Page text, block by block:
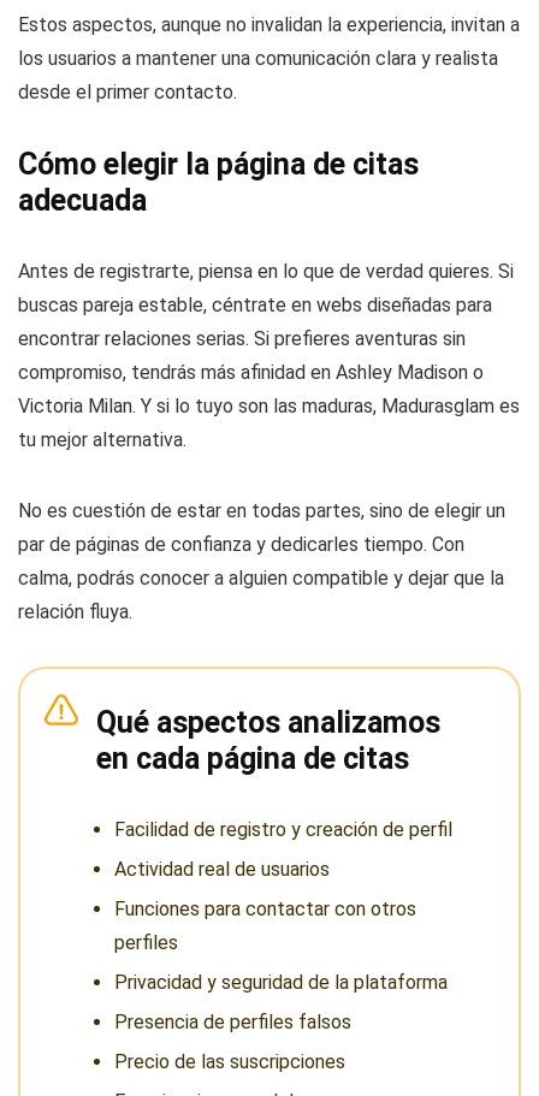
Estos aspectos, aunque no invalidan la experiencia, invitan a
los usuarios a mantener una comunicación clara y realista
desde el primer contacto.
Cómo elegir la página de citas
adecuada
Antes de registrarte, piensa en lo que de verdad quieres. Si
buscas pareja estable, céntrate en webs diseñadas para
encontrar relaciones serias. Si prefieres aventuras sin
compromiso, tendrás más afinidad en Ashley Madison o
Victoria Milan. Y si lo tuyo son las maduras, Madurasglam es
tu mejor alternativa.
No es cuestión de estar en todas partes, sino de elegir un
par de páginas de confianza y dedicarles tiempo. Con
calma, podrás conocer a alguien compatible y dejar que la
relación fluya.
Qué aspectos analizamos
en cada página de citas
Facilidad de registro y creación de perfil
Actividad real de usuarios
Funciones para contactar con otros
perfiles
Privacidad y seguridad de la plataforma
Presencia de perfiles falsos
Precio de las suscripciones